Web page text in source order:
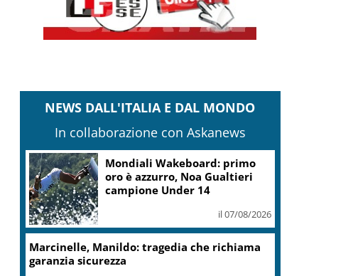
NEWS DALL'ITALIA E DAL MONDO
In collaborazione con Askanews
Mondiali Wakeboard: primo
oro è azzurro, Noa Gualtieri
campione Under 14
il 07/08/2026
Marcinelle, Manildo: tragedia che richiama
garanzia sicurezza